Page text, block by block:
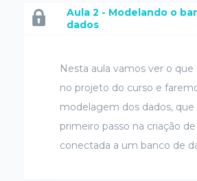
Aula 2 - Modelando o
dados
Nesta aula vamos ver o que
no projeto do curso e
modelagem dos dados, que
primeiro passo na criação
conectada a um banco de